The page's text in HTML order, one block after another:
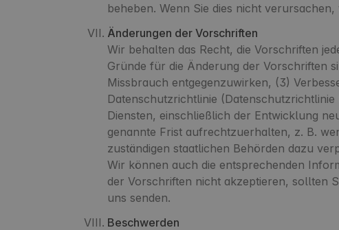
beheben. Wenn Sie dies nicht
Änderungen der Vorschriften
Wir behalten das Recht, die Vorschriften
Gründe für die Änderung der Vorschriften
Missbrauch entgegenzuwirken, (3)
Datenschutzrichtlinie
Diensten, einschließlich der Entwicklung
genannte Frist aufrechtzuerhalten, z. B.
zuständigen staatlichen Behörden dazu
Wir können auch die entsprechenden
der Vorschriften nicht akzeptieren, sollten
uns senden.
Beschwerden